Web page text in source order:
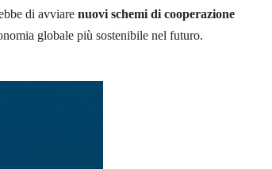
di avviare nuovi schemi di cooperazione
globale più sostenibile nel futuro.